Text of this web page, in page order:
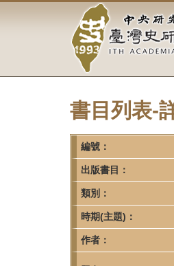
容
中
央
研
究
院-
臺
灣
史
研
究
書目列表-
編號：
出版書目：
類別：
時期(主題)：
作者：